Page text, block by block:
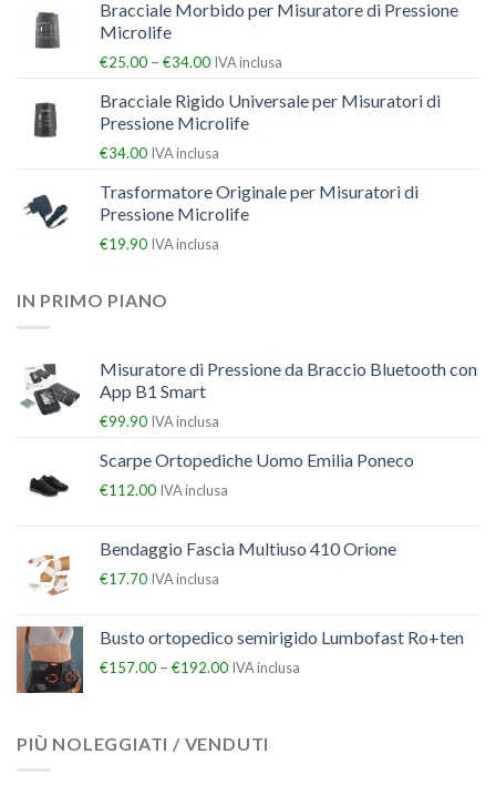
Bracciale Morbido per Misuratore di Pressione
Microlife
€25.00 – €34.00 IVA inclusa
Bracciale Rigido Universale per Misuratori di
Pressione Microlife
€34.00 IVA inclusa
Trasformatore Originale per Misuratori di
Pressione Microlife
€19.90 IVA inclusa
IN PRIMO PIANO
Misuratore di Pressione da Braccio Bluetooth con
App B1 Smart
€99.90 IVA inclusa
Scarpe Ortopediche Uomo Emilia Poneco
€112.00 IVA inclusa
Bendaggio Fascia Multiuso 410 Orione
€17.70 IVA inclusa
Busto ortopedico semirigido Lumbofast Ro+ten
€157.00 – €192.00 IVA inclusa
PIÙ NOLEGGIATI / VENDUTI